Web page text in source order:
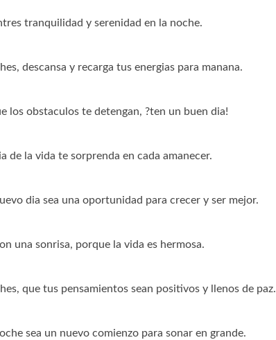
tranquilidad y serenidad en la noche.
descansa y recarga tus energias para manana.
los obstaculos te detengan, ?ten un buen dia!
de la vida te sorprenda en cada amanecer.
dia sea una oportunidad para crecer y ser mejor.
una sonrisa, porque la vida es hermosa.
que tus pensamientos sean positivos y llenos de paz.
sea un nuevo comienzo para sonar en grande.